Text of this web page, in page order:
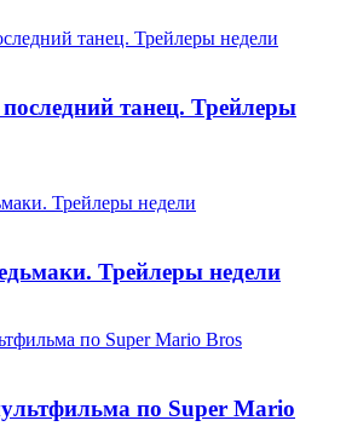
танец. Трейлеры
Трейлеры недели
по Super Mario